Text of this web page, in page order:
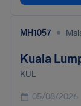
MH1057 •
Kuala
KUL
05/08/2026